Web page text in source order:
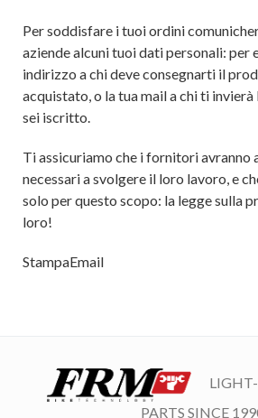
Per soddisfare i tuoi ordini
aziende alcuni tuoi dati personali: per
indirizzo a chi deve consegnarti il
acquistato, o la tua mail a chi ti
sei iscritto.
Ti assicuriamo che i fornitori avranno
necessari a svolgere il loro lavoro, e
solo per questo scopo: la legge sulla
loro!
StampaEmail
PARTS SINCE